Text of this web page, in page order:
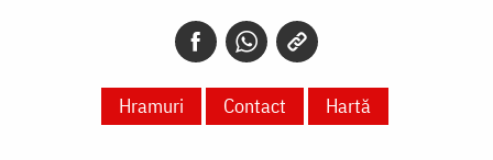
Hramuri Contact Hartă